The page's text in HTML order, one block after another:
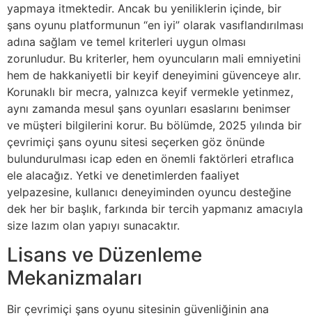
yapmaya itmektedir. Ancak bu yeniliklerin içinde, bir
şans oyunu platformunun “en iyi” olarak vasıflandırılması
adına sağlam ve temel kriterleri uygun olması
zorunludur. Bu kriterler, hem oyuncuların mali emniyetini
hem de hakkaniyetli bir keyif deneyimini güvenceye alır.
Korunaklı bir mecra, yalnızca keyif vermekle yetinmez,
aynı zamanda mesul şans oyunları esaslarını benimser
ve müşteri bilgilerini korur. Bu bölümde, 2025 yılında bir
çevrimiçi şans oyunu sitesi seçerken göz önünde
bulundurulması icap eden en önemli faktörleri etraflıca
ele alacağız. Yetki ve denetimlerden faaliyet
yelpazesine, kullanıcı deneyiminden oyuncu desteğine
dek her bir başlık, farkında bir tercih yapmanız amacıyla
size lazım olan yapıyı sunacaktır.
Lisans ve Düzenleme
Mekanizmaları
Bir çevrimiçi şans oyunu sitesinin güvenliğinin ana